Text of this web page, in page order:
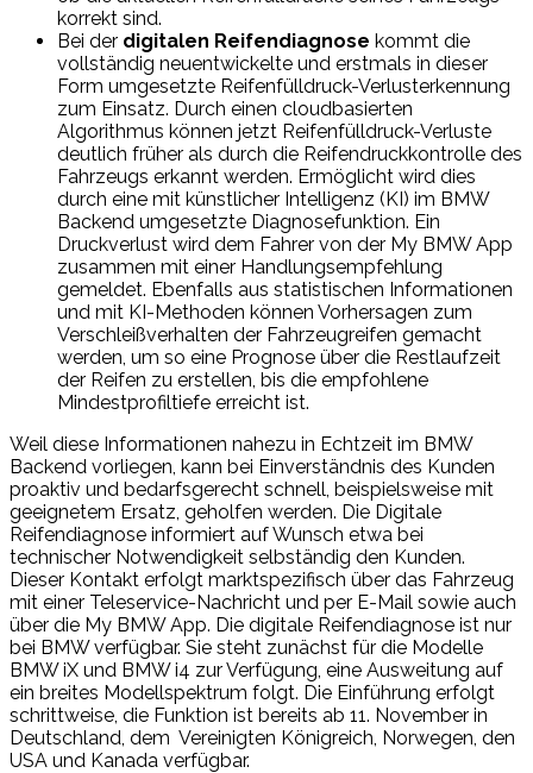
korrekt sind.
Bei der digitalen Reifendiagnose kommt die
vollständig neuentwickelte und erstmals in dieser
Form umgesetzte Reifenfülldruck-Verlusterkennung
zum Einsatz. Durch einen cloudbasierten
Algorithmus können jetzt Reifenfülldruck-Verluste
deutlich früher als durch die Reifendruckkontrolle des
Fahrzeugs erkannt werden. Ermöglicht wird dies
durch eine mit künstlicher Intelligenz (KI) im BMW
Backend umgesetzte Diagnosefunktion. Ein
Druckverlust wird dem Fahrer von der My BMW App
zusammen mit einer Handlungsempfehlung
gemeldet. Ebenfalls aus statistischen Informationen
und mit KI-Methoden können Vorhersagen zum
Verschleißverhalten der Fahrzeugreifen gemacht
werden, um so eine Prognose über die Restlaufzeit
der Reifen zu erstellen, bis die empfohlene
Mindestprofiltiefe erreicht ist.
Weil diese Informationen nahezu in Echtzeit im BMW
Backend vorliegen, kann bei Einverständnis des Kunden
proaktiv und bedarfsgerecht schnell, beispielsweise mit
geeignetem Ersatz, geholfen werden. Die Digitale
Reifendiagnose informiert auf Wunsch etwa bei
technischer Notwendigkeit selbständig den Kunden.
Dieser Kontakt erfolgt marktspezifisch über das Fahrzeug
mit einer Teleservice-Nachricht und per E-Mail sowie auch
über die My BMW App. Die digitale Reifendiagnose ist nur
bei BMW verfügbar. Sie steht zunächst für die Modelle
BMW iX und BMW i4 zur Verfügung, eine Ausweitung auf
ein breites Modellspektrum folgt. Die Einführung erfolgt
schrittweise, die Funktion ist bereits ab 11. November in
Deutschland, dem Vereinigten Königreich, Norwegen, den
USA und Kanada verfügbar.